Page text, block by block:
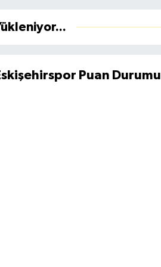
Puan Durumu